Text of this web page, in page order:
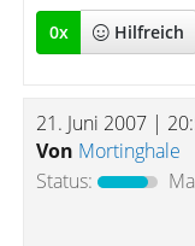
0x Hilfreich
21. Juni 2007 |
Von Mortinghale
Status: